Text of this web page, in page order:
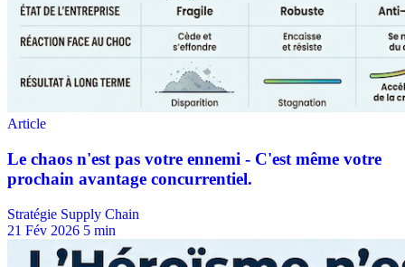
Stratégie Supply Chain
21 Fév 2026 5 min